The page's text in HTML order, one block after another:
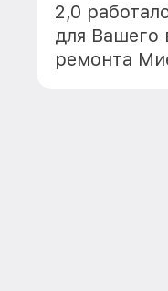
2,0
для Вашего
ремонта